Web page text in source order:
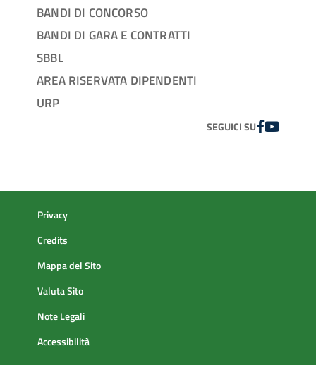
BANDI DI CONCORSO
BANDI DI GARA E CONTRATTI
SBBL
AREA RISERVATA DIPENDENTI
URP
SEGUICI SUFACEBOOK
YOUTUBE
Privacy
Credits
Mappa del Sito
Valuta Sito
Note Legali
Accessibilità